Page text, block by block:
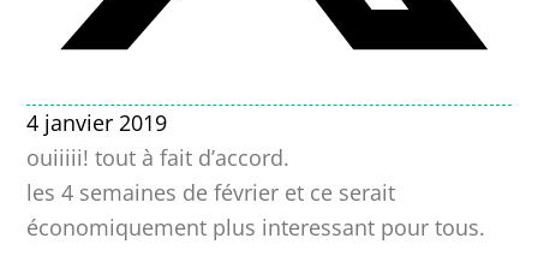
4 janvier 2019
ouiiiii! tout à fait d’accord.
les 4 semaines de février et ce serait
économiquement plus interessant pour tous.